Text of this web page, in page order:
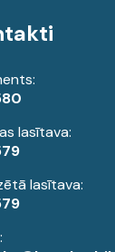
lasītava:
lasītava: